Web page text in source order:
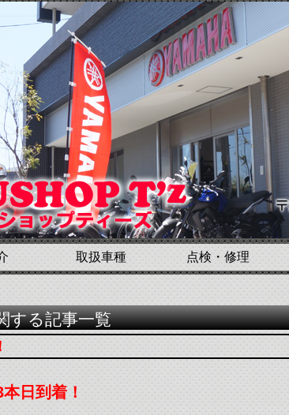
取扱車種 点検・修理
する記事一覧
本日到着！